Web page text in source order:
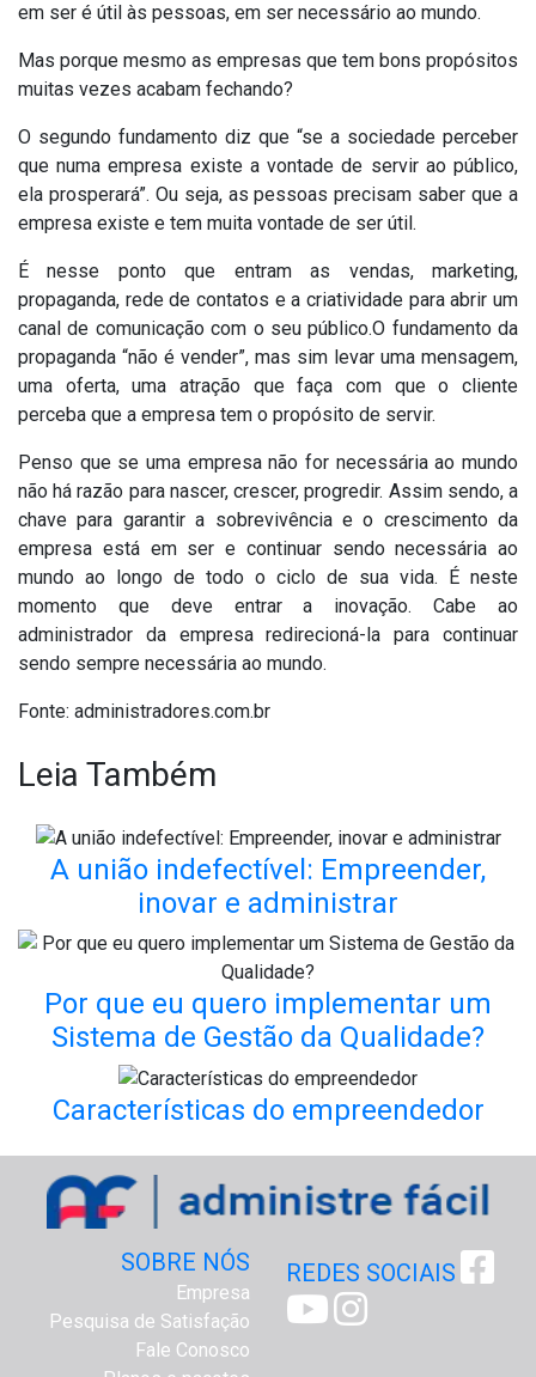
em ser é útil às pessoas, em ser necessário ao mundo.
Mas porque mesmo as empresas que tem bons propósitos
muitas vezes acabam fechando?
O segundo fundamento diz que “se a sociedade perceber
que numa empresa existe a vontade de servir ao público,
ela prosperará”. Ou seja, as pessoas precisam saber que a
empresa existe e tem muita vontade de ser útil.
É nesse ponto que entram as vendas, marketing,
propaganda, rede de contatos e a criatividade para abrir um
canal de comunicação com o seu público.O fundamento da
propaganda “não é vender”, mas sim levar uma mensagem,
uma oferta, uma atração que faça com que o cliente
perceba que a empresa tem o propósito de servir.
Penso que se uma empresa não for necessária ao mundo
não há razão para nascer, crescer, progredir. Assim sendo, a
chave para garantir a sobrevivência e o crescimento da
empresa está em ser e continuar sendo necessária ao
mundo ao longo de todo o ciclo de sua vida. É neste
momento que deve entrar a inovação. Cabe ao
administrador da empresa redirecioná-la para continuar
sendo sempre necessária ao mundo.
Fonte: administradores.com.br
Leia Também
A união indefectível: Empreender,
inovar e administrar
Por que eu quero implementar um
Sistema de Gestão da Qualidade?
Características do empreendedor
SOBRE NÓS
Empresa
Pesquisa de Satisfação
Fale Conosco
REDES SOCIAIS